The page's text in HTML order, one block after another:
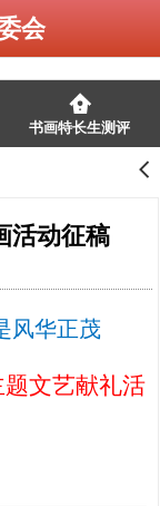
会
书画特长生测评
󰊒
活动征稿
风华正茂
文艺献礼活